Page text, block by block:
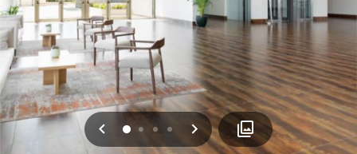
Voltar
0 12 3 Avançar